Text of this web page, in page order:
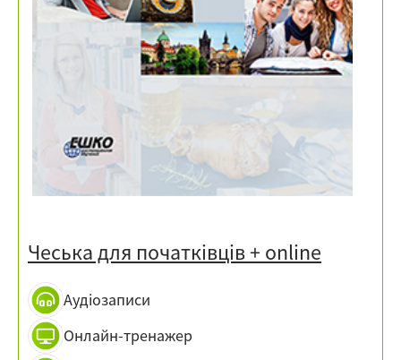
Чеська для початківців+ online
Аудіозаписи
Онлайн-тренажер